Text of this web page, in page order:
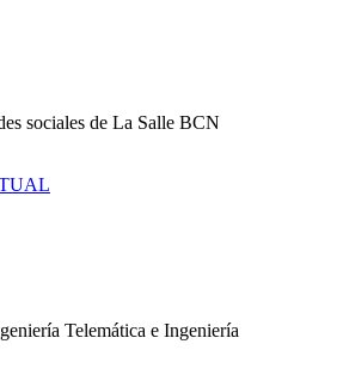
sociales de La Salle BCN